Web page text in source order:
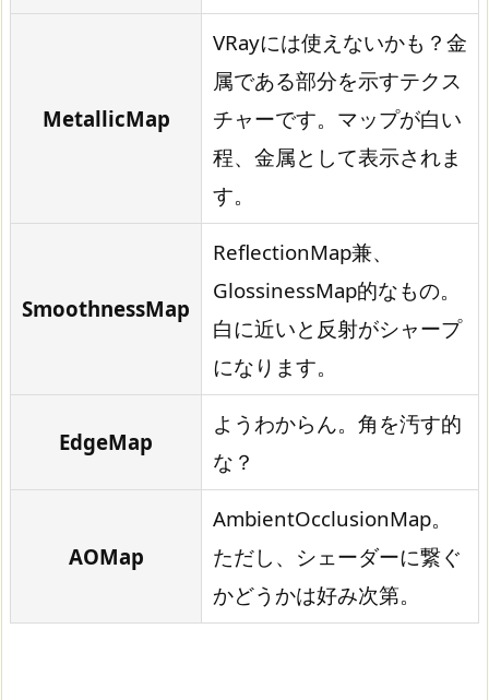
MetallicMap
VRayには使えないかも？金
属である部分を示すテクス
チャーです。マップが白い
程、金属として表示されま
す。
SmoothnessMap
ReflectionMap兼、
GlossinessMap的なもの。
白に近いと反射がシャープ
になります。
EdgeMap
ようわからん。角を汚す的
な？
AOMap
AmbientOcclusionMap。
ただし、シェーダーに繋ぐ
かどうかは好み次第。